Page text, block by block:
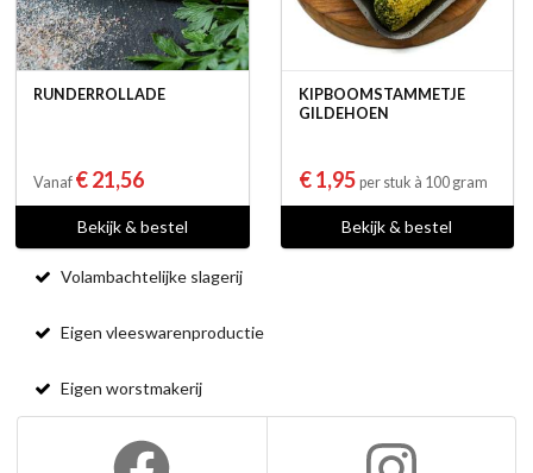
RUNDERROLLADE
Vanaf € 21,56
Bekijk & bestel
KIPBOOMSTAMMETJE
GILDEHOEN
€ 1,95 per stuk à 100 gram
Bekijk & bestel
Volambachtelijke slagerij
Eigen vleeswarenproductie
Eigen worstmakerij